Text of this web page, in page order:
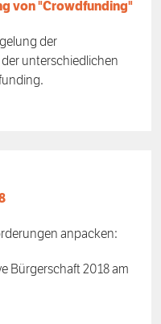
von "Crowdfunding"
der
unterschiedlichen
anpacken:
Bürgerschaft 2018 am